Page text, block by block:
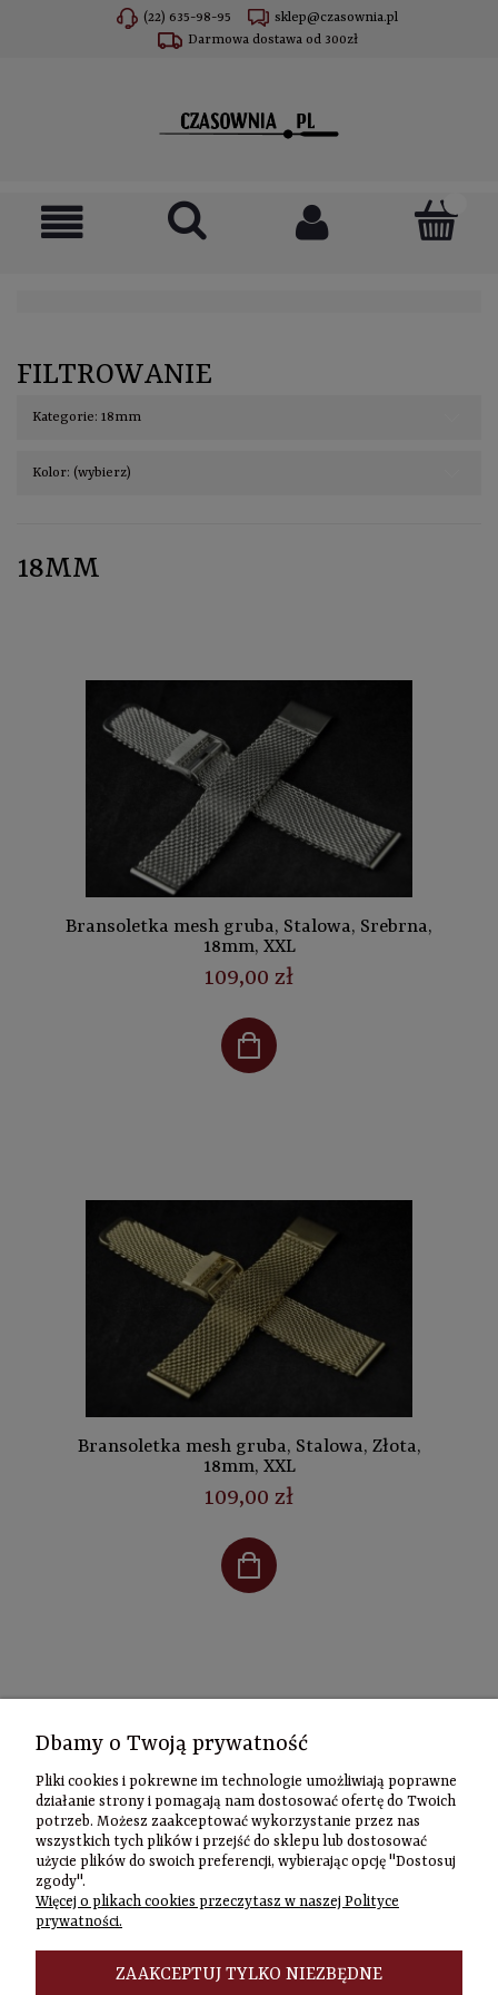
(22) 635-98-95
sklep@czasownia.pl
Darmowa dostawa od 300zł
FILTROWANIE
Kategorie: 18mm
Kolor: (wybierz)
18MM
Bransoletka mesh gruba, Stalowa, Srebrna,
18mm, XXL
109,00 zł
Bransoletka mesh gruba, Stalowa, Złota,
18mm, XXL
109,00 zł
Szybki
kontakt
Zamówienia
Dbamy o Twoją prywatność
Pliki cookies i pokrewne im technologie umożliwiają poprawne
działanie strony i pomagają nam dostosować ofertę do Twoich
potrzeb. Możesz zaakceptować wykorzystanie przez nas
wszystkich tych plików i przejść do sklepu lub dostosować
użycie plików do swoich preferencji, wybierając opcję "Dostosuj
zgody".
Więcej o plikach cookies przeczytasz w naszej Polityce
prywatności.
ZAAKCEPTUJ TYLKO NIEZBĘDNE